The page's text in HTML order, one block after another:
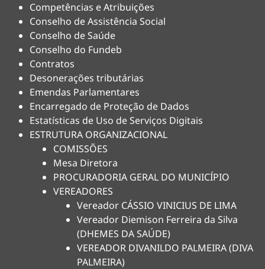
Competências e Atribuições
Conselho de Assistência Social
Conselho de Saúde
Conselho do Fundeb
Contratos
Desonerações tributárias
Emendas Parlamentares
Encarregado de Proteção de Dados
Estatísticas de Uso de Serviços Digitais
ESTRUTURA ORGANIZACIONAL
COMISSÕES
Mesa Diretora
PROCURADORIA GERAL DO MUNICÍPIO
VEREADORES
Vereador CÁSSIO VINICIUS DE LIMA
Vereador Diemison Ferreira da Silva
(DHEMES DA SAÚDE)
VEREADOR DIVANILDO PALMEIRA (DIVA
PALMEIRA)